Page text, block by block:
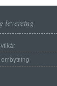
levereing